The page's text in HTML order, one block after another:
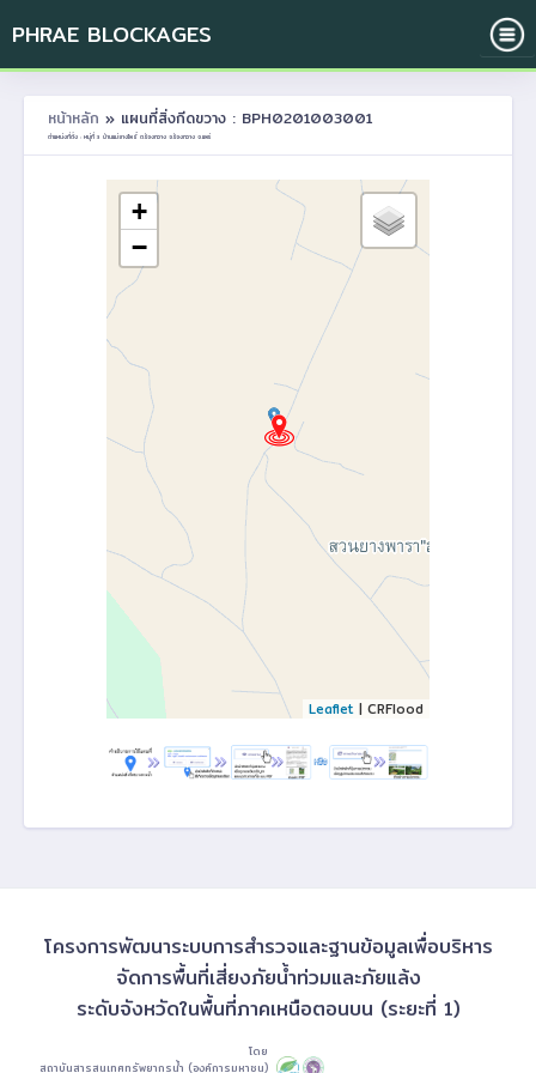
PHRAE BLOCKAGES
หน้าหลัก » แผนที่สิ่งกีดขวาง : BPH0201003001
ตำแหน่งที่ตั้ง : หมู่ที่ 3 บ้านแม่ยางโพธิ์ ต.ร้องกวาง อ.ร้องกวาง จ.แพร่
+
−
Leaflet | CRFlood
โครงการพัฒนาระบบการสำรวจและฐานข้อมูลเพื่อบริหาร
จัดการพื้นที่เสี่ยงภัยน้ำท่วมและภัยแล้ง
ระดับจังหวัดในพื้นที่ภาคเหนือตอนบน (ระยะที่ 1)
โดย
สถาบันสารสนเทศทรัพยากรน้ำ (องค์การมหาชน)